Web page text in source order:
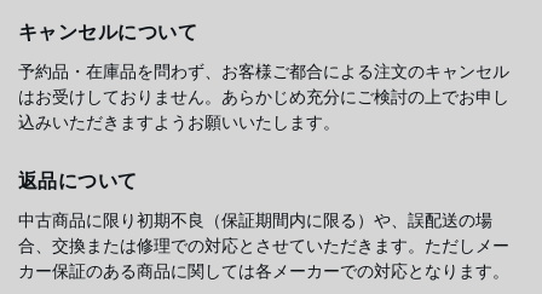
キャンセルについて
予約品・在庫品を問わず、お客様ご都合による注文のキャンセル
はお受けしておりません。あらかじめ充分にご検討の上でお申し
込みいただきますようお願いいたします。
返品について
中古商品に限り初期不良（保証期間内に限る）や、誤配送の場
合、交換または修理での対応とさせていただきます。ただしメー
カー保証のある商品に関しては各メーカーでの対応となります。